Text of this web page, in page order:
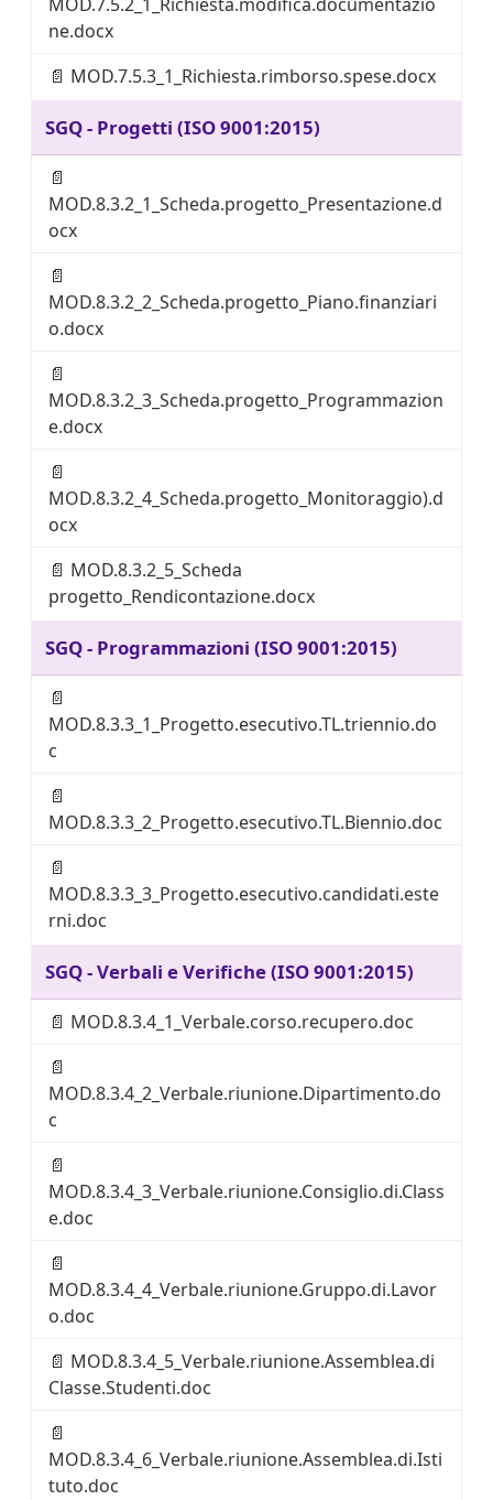
ne.docx
📄 MOD.7.5.3_1_Richiesta.rimborso.spese.docx
SGQ - Progetti (ISO 9001:2015)
📄
MOD.8.3.2_1_Scheda.progetto_Presentazione.d
ocx
📄
MOD.8.3.2_2_Scheda.progetto_Piano.finanziari
o.docx
📄
MOD.8.3.2_3_Scheda.progetto_Programmazion
e.docx
📄
MOD.8.3.2_4_Scheda.progetto_Monitoraggio).d
ocx
📄 MOD.8.3.2_5_Scheda
progetto_Rendicontazione.docx
SGQ - Programmazioni (ISO 9001:2015)
📄
MOD.8.3.3_1_Progetto.esecutivo.TL.triennio.do
c
📄
MOD.8.3.3_2_Progetto.esecutivo.TL.Biennio.doc
📄
MOD.8.3.3_3_Progetto.esecutivo.candidati.este
rni.doc
SGQ - Verbali e Verifiche (ISO 9001:2015)
📄 MOD.8.3.4_1_Verbale.corso.recupero.doc
📄
MOD.8.3.4_2_Verbale.riunione.Dipartimento.do
c
📄
MOD.8.3.4_3_Verbale.riunione.Consiglio.di.Class
e.doc
📄
MOD.8.3.4_4_Verbale.riunione.Gruppo.di.Lavor
o.doc
📄 MOD.8.3.4_5_Verbale.riunione.Assemblea.di
Classe.Studenti.doc
📄
MOD.8.3.4_6_Verbale.riunione.Assemblea.di.Isti
tuto.doc